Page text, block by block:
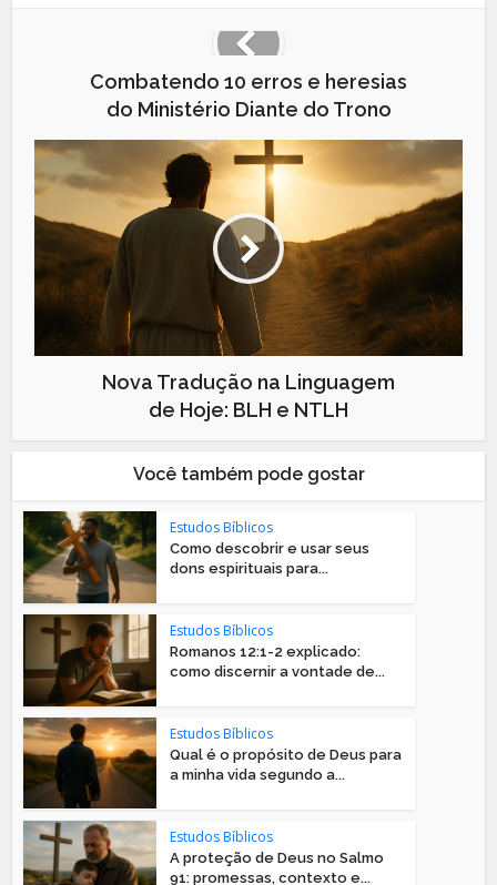
Combatendo 10 erros e heresias
do Ministério Diante do Trono
Nova Tradução na Linguagem
de Hoje: BLH e NTLH
Você também pode gostar
Estudos Bíblicos
Como descobrir e usar seus
dons espirituais para...
Estudos Bíblicos
Romanos 12:1-2 explicado:
como discernir a vontade de...
Estudos Bíblicos
Qual é o propósito de Deus para
a minha vida segundo a...
Estudos Bíblicos
A proteção de Deus no Salmo
91: promessas, contexto e...